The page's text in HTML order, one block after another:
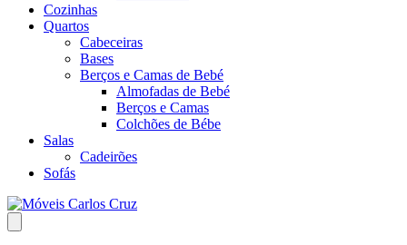
Cozinhas
Quartos
Cabeceiras
Bases
Berços e Camas de Bebé
Almofadas de Bebé
Berços e Camas
Colchões de Bébe
Salas
Cadeirões
Sofás